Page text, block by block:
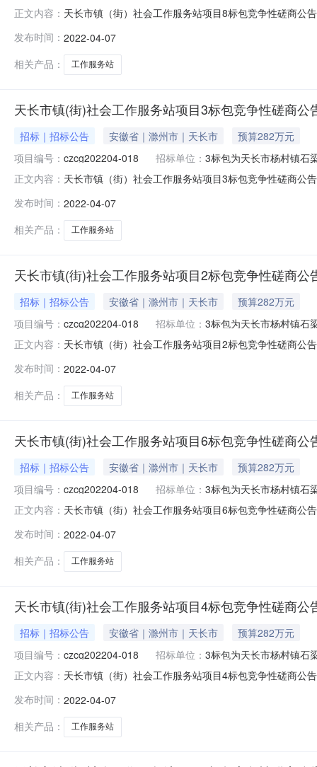
正文内容： 天长市镇（街）社会工作服务站项目8标包竞争性磋商公
号：czcg202204-018项目名称：天长市镇（街）社会工
发布时间： 2022-04-07
相关产品：
工作服务站
天长市镇(街)社会工作服务站项目3标包竞争性磋商公
招标｜招标公告 安徽省｜滁州市｜天长市
预算282万元
项目编号： czcg202204-018 招标单位： 3标包为天长市杨村镇石
正文内容： 天长市镇（街）社会工作服务站项目3标包竞争性磋商公
号：czcg202204-018项目名称：天长市镇（街）社会工
发布时间： 2022-04-07
相关产品：
工作服务站
天长市镇(街)社会工作服务站项目2标包竞争性磋商公
招标｜招标公告 安徽省｜滁州市｜天长市
预算282万元
项目编号： czcg202204-018 招标单位： 3标包为天长市杨村镇石
正文内容： 天长市镇（街）社会工作服务站项目2标包竞争性磋商公
号：czcg202204-018项目名称：天长市镇（街）社会工
发布时间： 2022-04-07
相关产品：
工作服务站
天长市镇(街)社会工作服务站项目6标包竞争性磋商公
招标｜招标公告 安徽省｜滁州市｜天长市
预算282万元
项目编号： czcg202204-018 招标单位： 3标包为天长市杨村镇石
正文内容： 天长市镇（街）社会工作服务站项目6标包竞争性磋商公
号：czcg202204-018项目名称：天长市镇（街）社会工
发布时间： 2022-04-07
相关产品：
工作服务站
天长市镇(街)社会工作服务站项目4标包竞争性磋商公
招标｜招标公告 安徽省｜滁州市｜天长市
预算282万元
项目编号： czcg202204-018 招标单位： 3标包为天长市杨村镇石
正文内容： 天长市镇（街）社会工作服务站项目4标包竞争性磋商公
号：czcg202204-018项目名称：天长市镇（街）社会工
发布时间： 2022-04-07
相关产品：
工作服务站